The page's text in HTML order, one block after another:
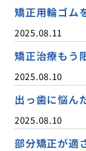
矯正用輪ゴム
2025.08.11
矯正治療もう
2025.08.10
出っ歯に悩ん
2025.08.10
部分矯正が適